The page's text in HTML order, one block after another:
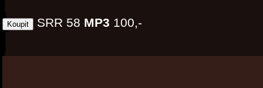
SRR 58 MP3 100,-